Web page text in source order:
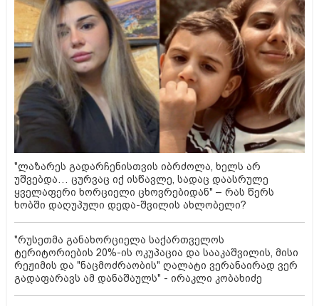
"ლაზარეს გადარჩენისთვის იბრძოლა, ხელს არ
უშვებდა… ცურვაც იქ ისწავლე, სადაც დაასრულე
ყველაფერი ხორციელი ცხოვრებიდან" – რას წერს
ხობში დაღუპული დედა-შვილის ახლობელი?
"რუსეთმა განახორციელა საქართველოს
ტერიტორიების 20%-ის ოკუპაცია და სააკაშვილის, მისი
რეჟიმის და "ნაცმოძრაობის" ღალატი ვერანაირად ვერ
გადაფარავს ამ დანაშაულს" - ირაკლი კობახიძე